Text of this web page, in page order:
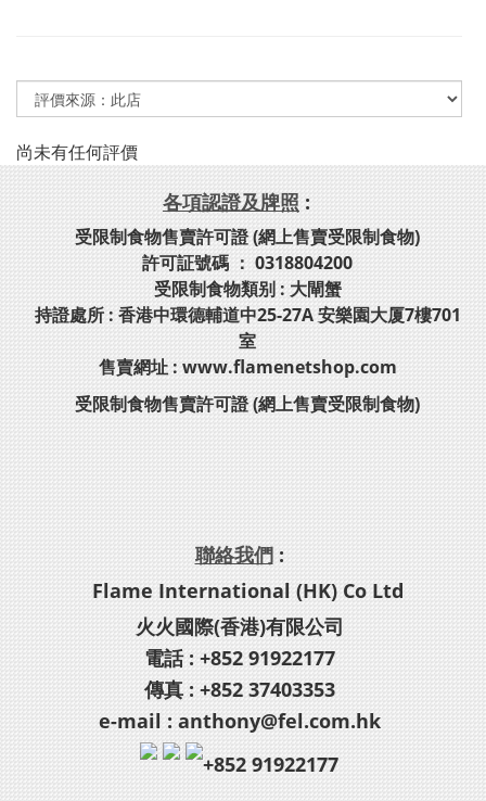
尚未有任何評價
各項認證及牌照 :
受限制食物售賣許可證 (網上售賣受限制食物)
許可証號碼 ： 0318804200
受限制食物類别 : 大閘蟹
持證處所 : 香港中環德輔道中25-27A 安樂園大厦7樓701
室
售賣網址 : www.flamenetshop.com
受限制食物售賣許可證 (網上售賣受限制食物)
聯絡我們:
Flame International (HK) Co Ltd
火火國際(香港)有限公司
電話 : +852 91922177
傳真 : +852 37403353
e-mail : anthony@fel.com.hk
+852 91922177